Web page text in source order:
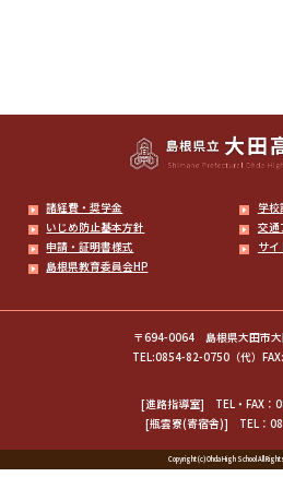
諸経費・奨学金
学校
いじめ防止基本方針
交通
申請・証明書様式
サイ
島根県教育委員会HP
〒694-0064 島根県大田市大
TEL:0854-82-0750（代）
[進路指導室]
TEL・FAX
[瓶雲寮(寄宿舎)]
TEL：
Copyright (c) Ohda High School All